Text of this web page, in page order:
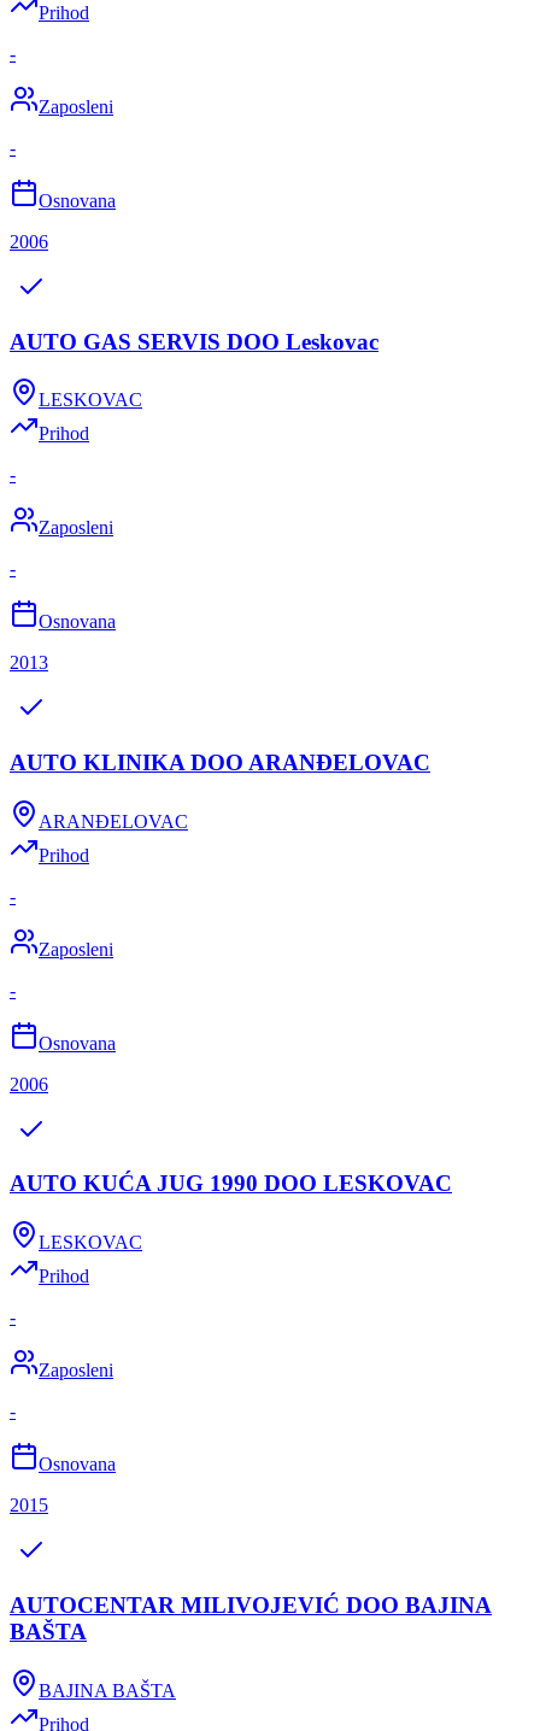
Prihod
-
Zaposleni
-
Osnovana
2006
AUTO GAS SERVIS DOO Leskovac
LESKOVAC
Prihod
-
Zaposleni
-
Osnovana
2013
AUTO KLINIKA DOO ARANĐELOVAC
ARANĐELOVAC
Prihod
-
Zaposleni
-
Osnovana
2006
AUTO KUĆA JUG 1990 DOO LESKOVAC
LESKOVAC
Prihod
-
Zaposleni
-
Osnovana
2015
AUTOCENTAR MILIVOJEVIĆ DOO BAJINA
BAŠTA
BAJINA BAŠTA
Prihod